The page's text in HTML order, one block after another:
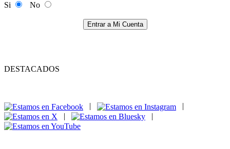
Si
No
Entrar a Mi Cuenta
DESTACADOS
|
|